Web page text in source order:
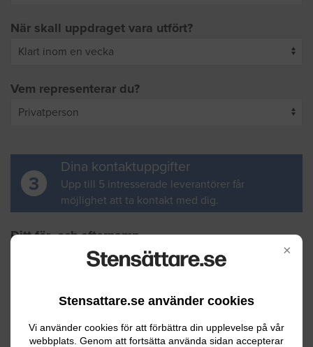
×
Stensattare.se använder cookies
Vi använder cookies för att förbättra din upplevelse på vår
webbplats. Genom att fortsätta använda sidan accepterar
När skall uppdraget vara utfört?
Vem representerar du?
3
Dina kontaktuppgifter
Upp till 5 intresserade leverantörer får
möjlighet att ta kontakt med dig.
Ditt för- och efternamn
Din e-postadress